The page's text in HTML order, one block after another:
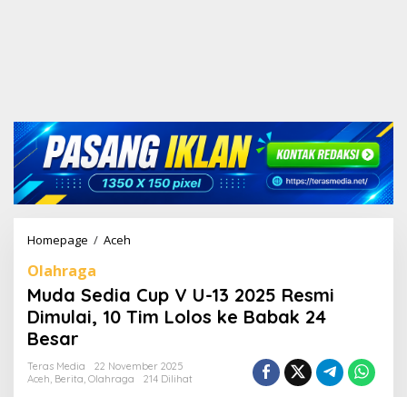
Homepage / Aceh
a
e
a
C
Olahraga
Muda Sedia Cup V U-13 2025 Resmi
Dimulai, 10 Tim Lolos ke Babak 24
Besar
Teras Media
22 November 2025
Aceh, Berita, Olahraga 214 Dilihat